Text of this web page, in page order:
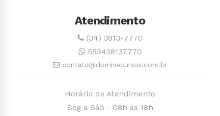
Atendimento
(34) 3813-7770
553438137770
contato@dominecursos.com.br
Horário de Atendimento
Seg a Sáb - 08h as 18h